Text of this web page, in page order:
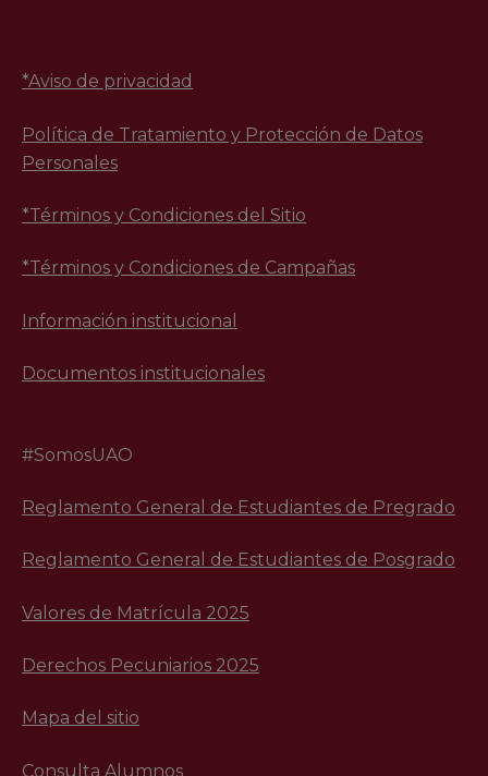
*Aviso de privacidad
Política de Tratamiento y Protección de Datos
Personales
*Términos y Condiciones del Sitio
*Términos y Condiciones de Campañas
Información institucional
Documentos institucionales
#SomosUAO
Reglamento General de Estudiantes de Pregrado
Reglamento General de Estudiantes de Posgrado
Valores de Matrícula 2025
Derechos Pecuniarios 2025
Mapa del sitio
Consulta Alumnos